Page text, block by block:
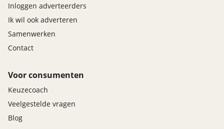
Inloggen adverteerders
Ik wil ook adverteren
Samenwerken
Contact
Voor consumenten
Keuzecoach
Veelgestelde vragen
Blog